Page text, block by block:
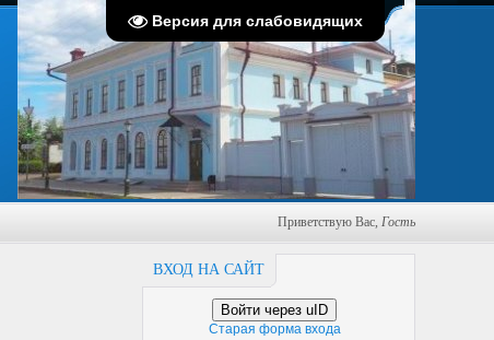
Версия для слабовидящих
Приветствую Вас, Гость
ВХОД НА САЙТ
Войти через uID
Старая форма входа